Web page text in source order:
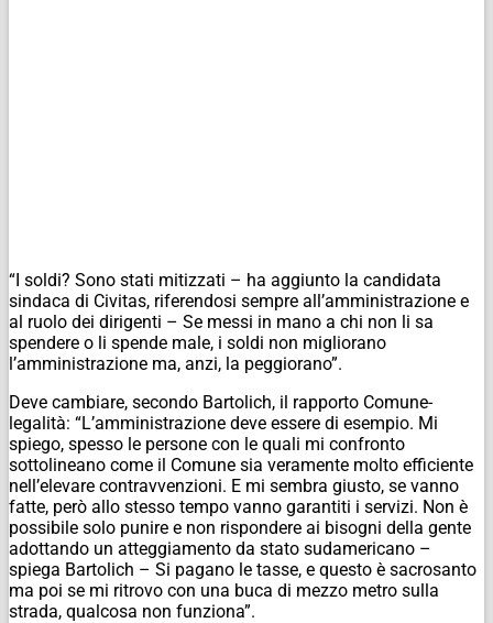
“I soldi? Sono stati mitizzati – ha aggiunto la candidata
sindaca di Civitas, riferendosi sempre all’amministrazione e
al ruolo dei dirigenti – Se messi in mano a chi non li sa
spendere o li spende male, i soldi non migliorano
l’amministrazione ma, anzi, la peggiorano”.
Deve cambiare, secondo Bartolich, il rapporto Comune-
legalità: “L’amministrazione deve essere di esempio. Mi
spiego, spesso le persone con le quali mi confronto
sottolineano come il Comune sia veramente molto efficiente
nell’elevare contravvenzioni. E mi sembra giusto, se vanno
fatte, però allo stesso tempo vanno garantiti i servizi. Non è
possibile solo punire e non rispondere ai bisogni della gente
adottando un atteggiamento da stato sudamericano –
spiega Bartolich – Si pagano le tasse, e questo è sacrosanto
ma poi se mi ritrovo con una buca di mezzo metro sulla
strada, qualcosa non funziona”.